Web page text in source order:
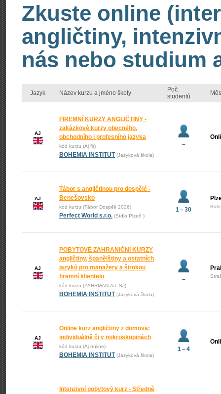
Zkuste online
angličtiny,
nás nebo studium
Jazyk Název kurzu a jméno školy
Poč.
studentů
AJ
FIREMNÍ KURZY ANGLIČTINY -
zakázkové kurzy obecného,
obchodního i profesního jazyka
kód kurzu (Aj fir)
BOHEMIA INSTITUT (Jazyková škola)
–
AJ
Tábor s angličtinou pro dospělé -
Benešovsko
kód kurzu (Tábor Dospělí 2026)
Perfect World s.r.o. (Sídlo Plzeň )
1 – 30
AJ
POBYTOVÉ ZAHRANIČNÍ KURZY
angličtiny, španělštiny a ostatních
jazyků pro manažery a širokou
firemní klientelu
kód kurzu (ZAHRMAN-AJ_SJ)
BOHEMIA INSTITUT (Jazyková škola)
–
AJ
Online kurz angličtiny z domova:
individuálně či v mikroskupinách
kód kurzu (Aj online)
BOHEMIA INSTITUT (Jazyková škola)
1 – 4
Intenzivní pobytový kurz - Středně